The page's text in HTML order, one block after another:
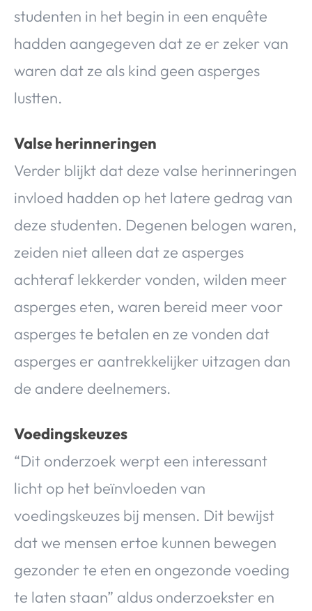
studenten in het begin in een enquête
hadden aangegeven dat ze er zeker van
waren dat ze als kind geen asperges
lustten.
Valse herinneringen
Verder blijkt dat deze valse herinneringen
invloed hadden op het latere gedrag van
deze studenten. Degenen belogen waren,
zeiden niet alleen dat ze asperges
achteraf lekkerder vonden, wilden meer
asperges eten, waren bereid meer voor
asperges te betalen en ze vonden dat
asperges er aantrekkelijker uitzagen dan
de andere deelnemers.
Voedingskeuzes
“Dit onderzoek werpt een interessant
licht op het beïnvloeden van
voedingskeuzes bij mensen. Dit bewijst
dat we mensen ertoe kunnen bewegen
gezonder te eten en ongezonde voeding
te laten staan” aldus onderzoekster en